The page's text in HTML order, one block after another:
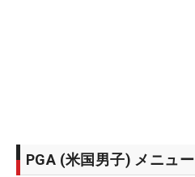
PGA (米国男子) メニュー